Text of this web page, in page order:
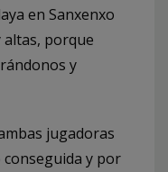
en Sanxenxo
altas, porque
y
jugadoras
y por